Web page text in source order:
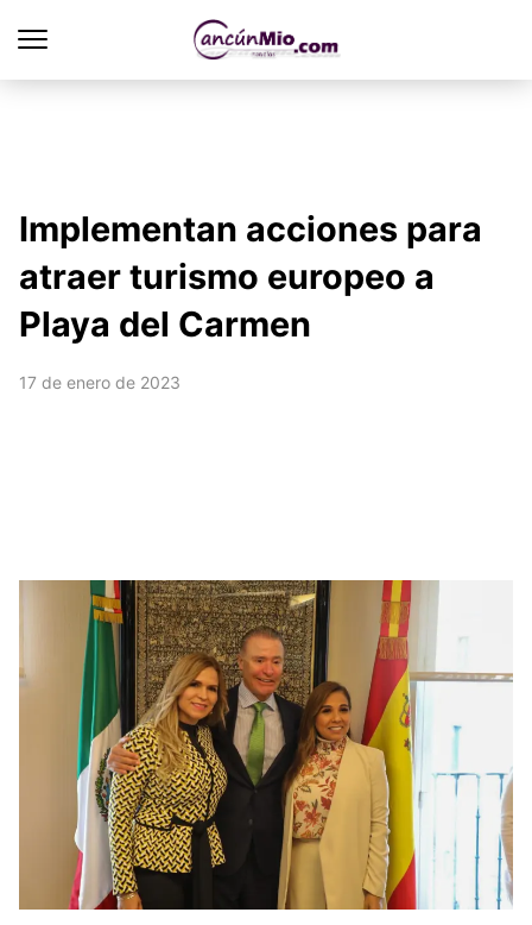
Implementan acciones para
atraer turismo europeo a
Playa del Carmen
17 de enero de 2023